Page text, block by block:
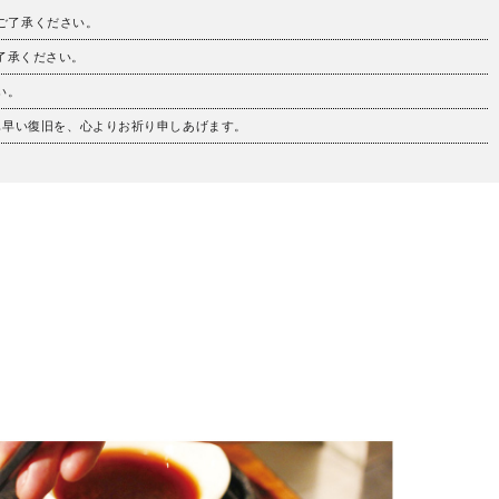
承ください。
ください。
い復旧を、心よりお祈り申しあげます。